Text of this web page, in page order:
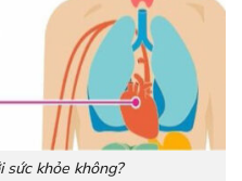
khỏe không?